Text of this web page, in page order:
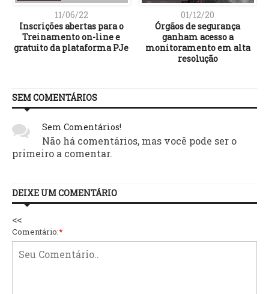
11/06/22
Inscrições abertas para o
Treinamento on-line e
gratuito da plataforma PJe
01/12/20
Órgãos de segurança
ganham acesso a
monitoramento em alta
resolução
SEM COMENTÁRIOS
Sem Comentários!
Não há comentários, mas você pode ser o
primeiro a comentar.
DEIXE UM COMENTÁRIO
<<
Comentário:*